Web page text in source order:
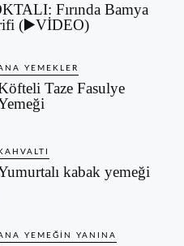
Fırında Bamya
(▶️VİDEO)
YEMEKLER
Taze Fasulye
kabak yemeği
YEMEĞIN YANINA